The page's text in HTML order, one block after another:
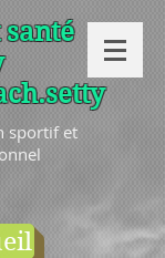
sportif et